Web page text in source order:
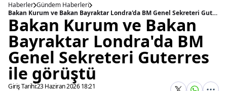
Haberler Gündem Haberleri
Bakan Kurum ve Bakan Bayraktar Londra'da BM Genel Sekreteri Guterres ile görüştü
Bakan Kurum ve Bakan
Bayraktar Londra'da BM
Genel Sekreteri Guterres
ile görüştü
Giriş Tarihi:23 Haziran 2026 18:21